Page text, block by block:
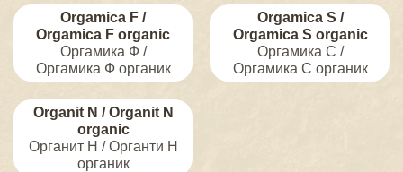
Orgamica F /
Orgamica F organic
Оргамика Ф /
Оргамика Ф органик
Orgamica S /
Orgamica S organic
Оргамика С /
Оргамика С органик
Organit N / Organit N
organic
Органит Н / Органти Н
органик